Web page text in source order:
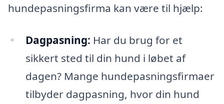
hundepasningsfirma kan være til hjælp:
Dagpasning: Har du brug for et
sikkert sted til din hund i løbet af
dagen? Mange hundepasningsfirmaer
tilbyder dagpasning, hvor din hund